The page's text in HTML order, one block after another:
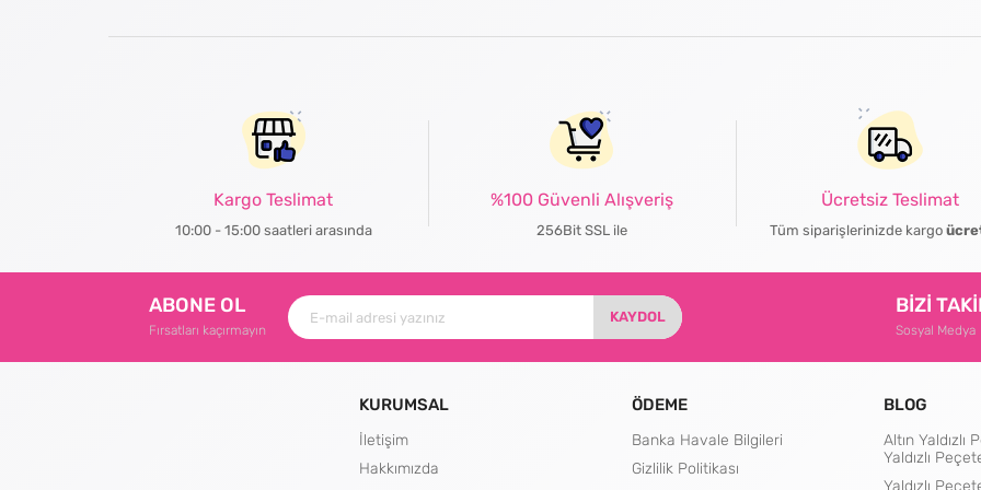
Kargo Teslimat
10:00 - 15:00 saatleri arasında
%100 Güvenli Alışveriş
256Bit SSL ile
Ücretsiz Teslimat
Tüm siparişlerinizde kargo
ABONE OL
Fırsatları kaçırmayın
KAYDOL
BİZİ
Sosyal Medya
KURUMSAL
İletişim
Hakkımızda
ÖDEME
Banka Havale Bilgileri
Gizlilik Politikası
BLOG
Altın Yaldızlı
Yaldızlı
Yaldızlı